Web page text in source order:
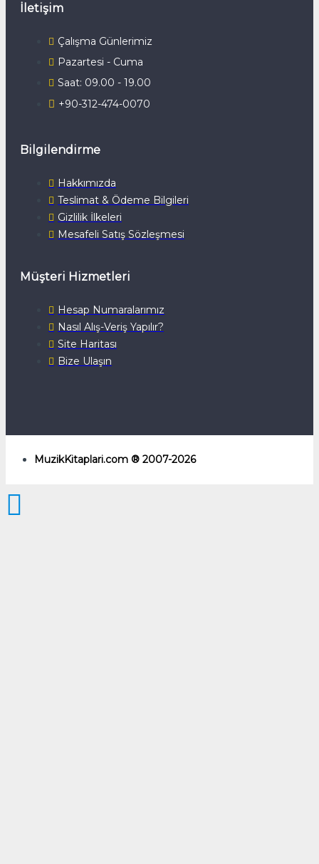
İletişim
Çalışma Günlerimiz
Pazartesi - Cuma
Saat: 09.00 - 19.00
+90-312-474-0070
Bilgilendirme
Hakkımızda
Teslimat & Ödeme Bilgileri
Gizlilik İlkeleri
Mesafeli Satış Sözleşmesi
Müşteri Hizmetleri
Hesap Numaralarımız
Nasıl Alış-Veriş Yapılır?
Site Haritası
Bize Ulaşın
MuzikKitaplari.com ® 2007-2026